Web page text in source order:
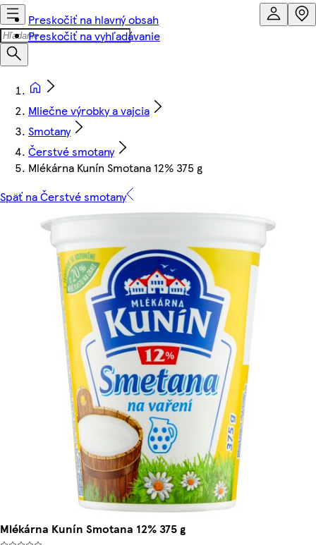
Preskočiť na hlavný obsah
Preskočiť na vyhľadávanie
Mliečne výrobky a vajcia
Smotany
Čerstvé smotany
Mlékárna Kunín Smotana 12% 375 g
Späť na Čerstvé smotany
Mlékárna Kunín Smotana 12% 375 g